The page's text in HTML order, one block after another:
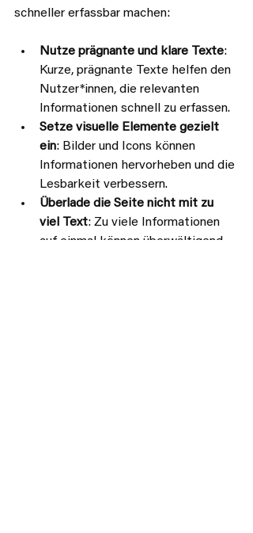
schneller erfassbar machen:
Nutze prägnante und klare Texte:
Kurze, prägnante Texte helfen den
Nutzer*innen, die relevanten
Informationen schnell zu erfassen.
Setze visuelle Elemente gezielt
ein: Bilder und Icons können
Informationen hervorheben und die
Lesbarkeit verbessern.
Überlade die Seite nicht mit zu
viel Text: Zu viele Informationen
auf einmal können überwältigend